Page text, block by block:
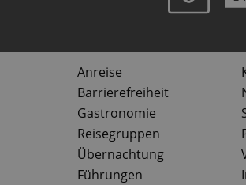
Anreise
Barrierefreiheit
Gastronomie
Reisegruppen
Übernachtung
Führungen